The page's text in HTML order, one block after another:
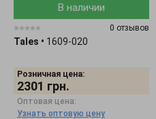
В наличии
0 отзывов
Tales • 1609-020
Розничная цена:
2301 грн.
Оптовая цена:
Узнать оптовую цену